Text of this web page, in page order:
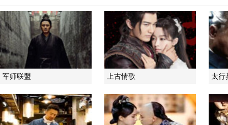
军师联盟 上古情歌 太行